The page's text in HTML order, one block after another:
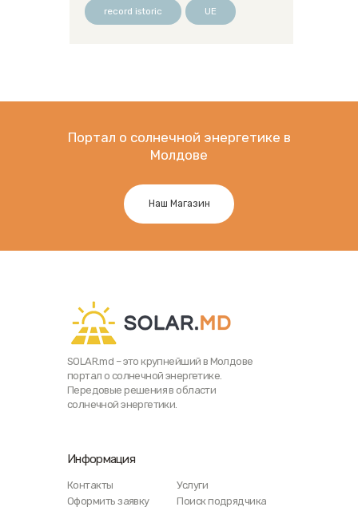
record istoric UE
Портал о солнечной энергетике в
Молдове
Наш Магазин
SOLAR.md – это крупнейший в Молдове
портал о солнечной энергетике.
Передовые решения в области
солнечной энергетики.
Информация
Контакты
Услуги
Оформить заявку
Поиск подрядчика